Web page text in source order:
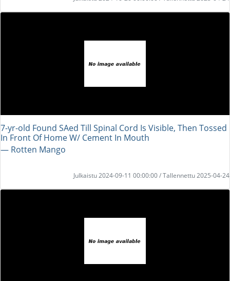
7-yr-old Found SAed Till Spinal Cord Is Visible, Then Tossed
In Front Of Home W/ Cement In Mouth
― Rotten Mango
Julkaistu 2024-09-11 00:00:00 / Tallennettu 2025-04-24